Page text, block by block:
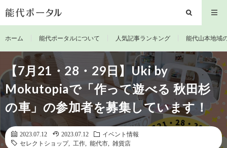
ホーム 能代ポータルについて 人気記事ランキング 能代山本地域
【7月21・28・29日】Uki by
Mokutopiaで「作って遊べる 秋田杉
の車」の参加者を募集しています！
2023.07.12 2023.07.12
イベント情報
セレクトショップ, 工作 能代市 雑貨店